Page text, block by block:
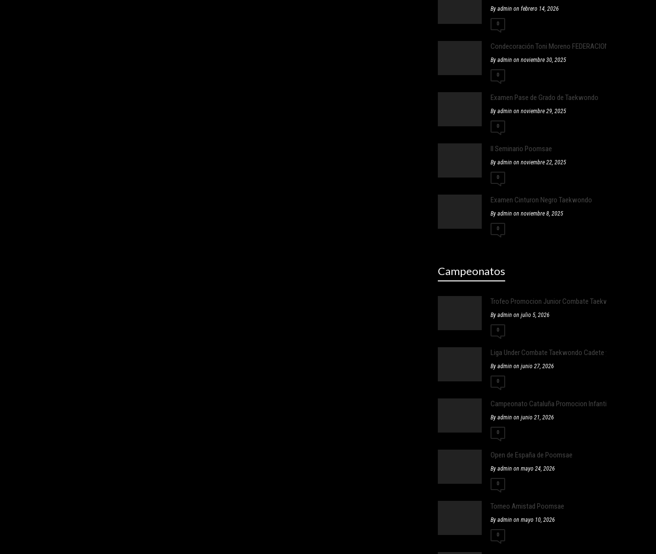
By admin on febrero 14, 2026
0
Condecoración Toni Moreno FEDERACION CATALANA DE
By admin on noviembre 30, 2025
0
Examen Pase de Grado de Taekwondo
By admin on noviembre 29, 2025
0
II Seminario Poomsae
By admin on noviembre 22, 2025
0
Examen Cinturon Negro Taekwondo
By admin on noviembre 8, 2025
0
Campeonatos
Trofeo Promocion Junior Combate Taekwondo
By admin on julio 5, 2026
0
Liga Under Combate Taekwondo Cadete y Junior
By admin on junio 27, 2026
0
Campeonato Cataluña Promocion Infantil y adulto ,Infantil
By admin on junio 21, 2026
0
Open de España de Poomsae
By admin on mayo 24, 2026
0
Torneo Amistad Poomsae
By admin on mayo 10, 2026
0